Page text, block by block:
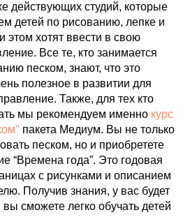
действующих студий, которые
детей по рисованию, лепке и
этом хотят ввести в свою
Все те, кто занимается
песком, знают, что это
полезное в развитии для
Также, для тех кто
мы рекомендуем именно курс
пакета Медиум. Вы не только
песком, но и приобретете
“Времена года”. Это годовая
с рисунками и описанием
Получив знания, у вас будет
сможете легко обучать детей